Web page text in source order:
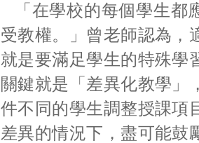
「在學校的每個學生都
受教權。」曾老師認為，
就是要滿足學生的特殊學
關鍵就是「差異化教學」
件不同的學生調整授課項
差異的情況下，盡可能鼓